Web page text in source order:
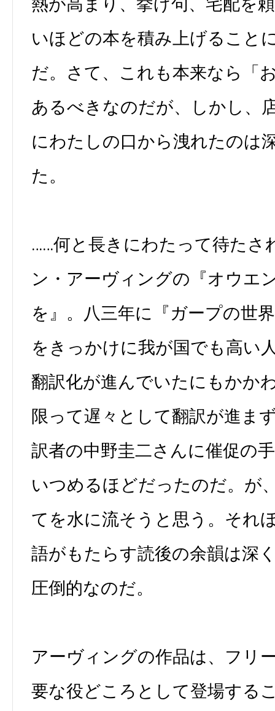
いほどの本を積み上げること
だ。さて、これも本来なら「
あるべきなのだが、しかし、
にわたしの口から洩れたのは
た。
……何と長きにわたって待たさ
ン・アーヴィングの『オウエ
を』。八三年に『ガープの世
をきっかけに我が国でも高い
翻訳化が進んでいたにもかか
限って遅々として翻訳が進ま
訳者の中野圭二さんに催促の
いつめるほどだったのだ。が
てを水に流そうと思う。それ
語がもたらす読後の余韻は深
圧倒的なのだ。
アーヴィングの作品は、フリ
要な役どころとして登場する